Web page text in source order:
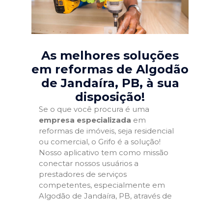
As melhores soluções
em reformas de Algodão
de Jandaíra, PB, à sua
disposição!
Se o que você procura é uma
empresa especializada em
reformas de imóveis, seja residencial
ou comercial, o Grifo é a solução!
Nosso aplicativo tem como missão
conectar nossos usuários a
prestadores de serviços
competentes, especialmente em
Algodão de Jandaíra, PB, através de